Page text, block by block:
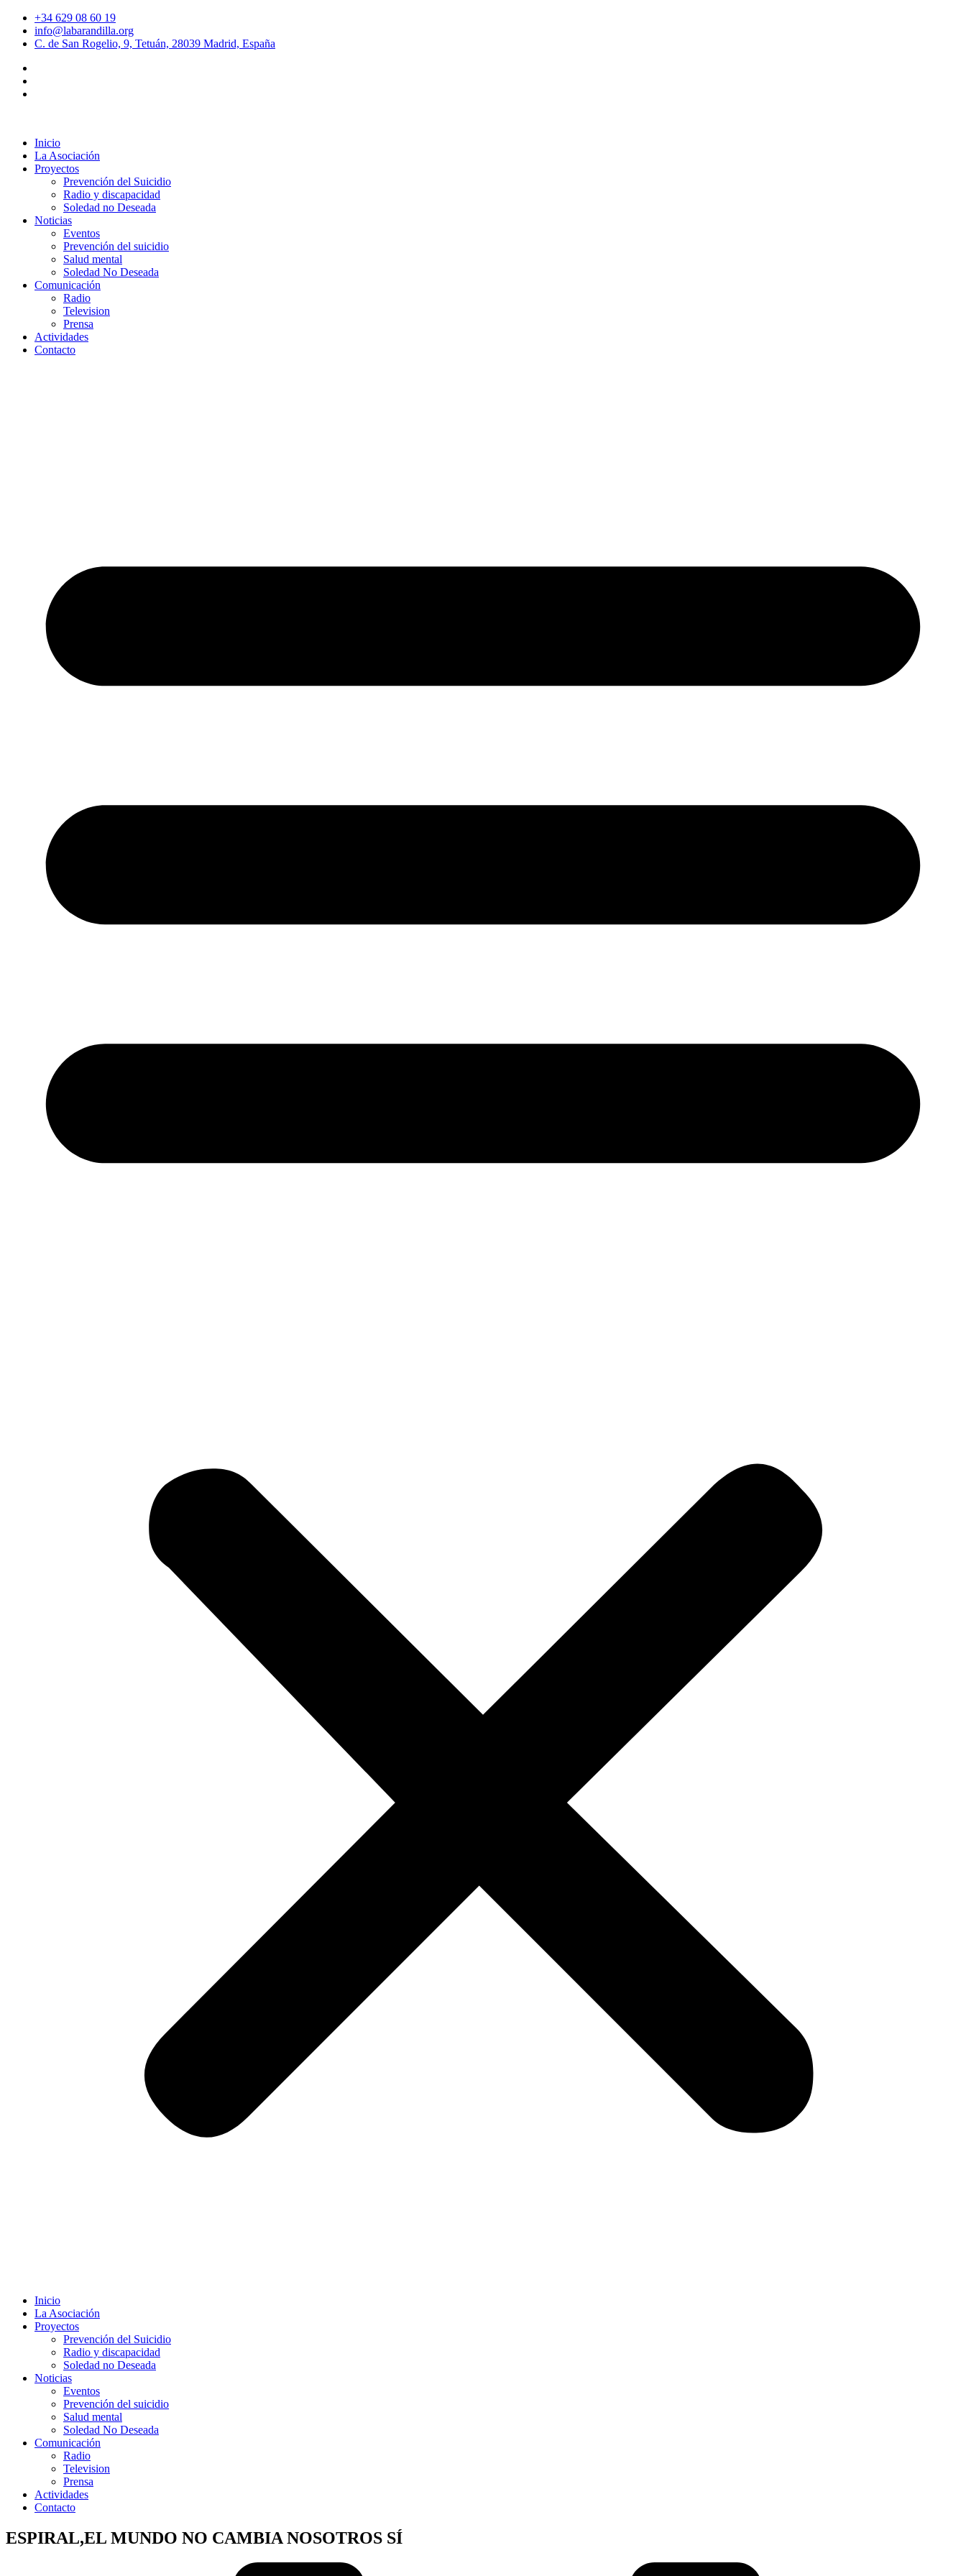
+34 629 08 60 19
info@labarandilla.org
C. de San Rogelio, 9, Tetuán, 28039 Madrid, España
Inicio
La Asociación
Proyectos
Prevención del Suicidio
Radio y discapacidad
Soledad no Deseada
Noticias
Eventos
Prevención del suicidio
Salud mental
Soledad No Deseada
Comunicación
Radio
Television
Prensa
Actividades
Contacto
Inicio
La Asociación
Proyectos
Prevención del Suicidio
Radio y discapacidad
Soledad no Deseada
Noticias
Eventos
Prevención del suicidio
Salud mental
Soledad No Deseada
Comunicación
Radio
Television
Prensa
Actividades
Contacto
ESPIRAL,EL MUNDO NO CAMBIA NOSOTROS SÍ